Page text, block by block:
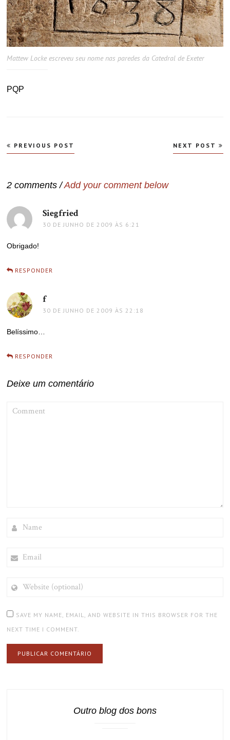
Mattew Locke escreveu seu nome nas paredes da Catedral de Exeter
PQP
Navegação
de
PREVIOUS POST NEXT POST
2 comments /Add your comment below
Siegfried
30 DE JUNHO DE 2009 ÀS 6:21
Obrigado!
RESPONDER
fdisse:
30 DE JUNHO DE 2009 ÀS 22:18
Belíssimo…
RESPONDER
Deixe um comentário
(OPTIONAL)
SAVE MY NAME, EMAIL, AND WEBSITE IN THIS BROWSER FOR THE
NEXT TIME I COMMENT.
Outro blog dos bons